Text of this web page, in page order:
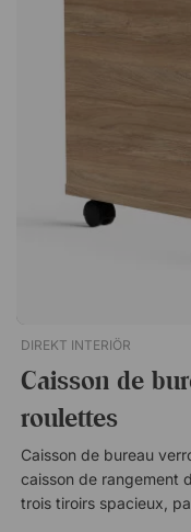
DIREKT INTERIÖR
Caisson de
roulettes
Caisson de bureau
caisson de rangement
trois tiroirs spacieux,